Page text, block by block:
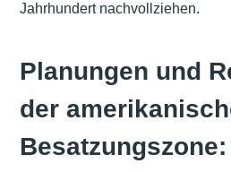
Jahrhundert nachvollziehen.
Planungen und
der